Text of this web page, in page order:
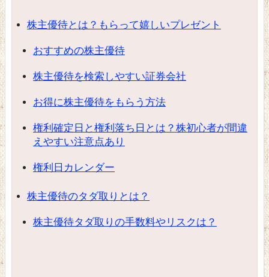
株主優待とは？もらって嬉しいプレゼント
おすすめの株主優待
株主優待を検索しやすい証券会社
お得に株主優待をもらう方法
権利確定日と権利落ち日とは？株初心者が間違
えやすい注意点あり
権利日カレンダー
株主優待のタダ取りとは？
株主優待タダ取りの手数料やリスクは？